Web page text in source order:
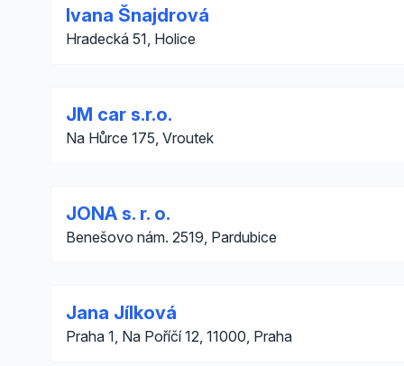
Ivana Šnajdrová
Hradecká 51, Holice
JM car s.r.o.
Na Hůrce 175, Vroutek
JONA s. r. o.
Benešovo nám. 2519, Pardubice
Jana Jílková
Praha 1, Na Poříčí 12, 11000, Praha